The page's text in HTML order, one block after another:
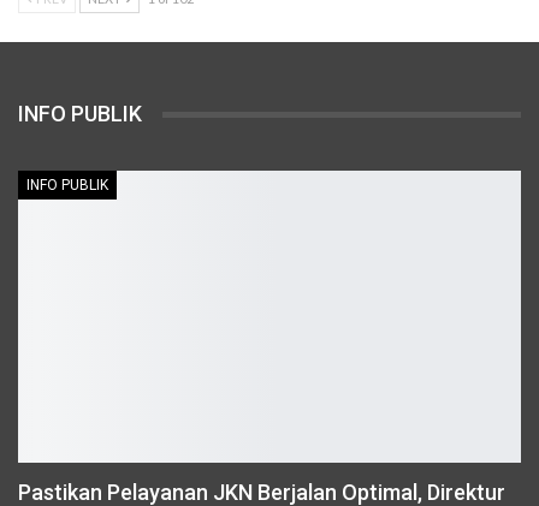
INFO PUBLIK
INFO PUBLIK
Pastikan Pelayanan JKN Berjalan Optimal, Direktur